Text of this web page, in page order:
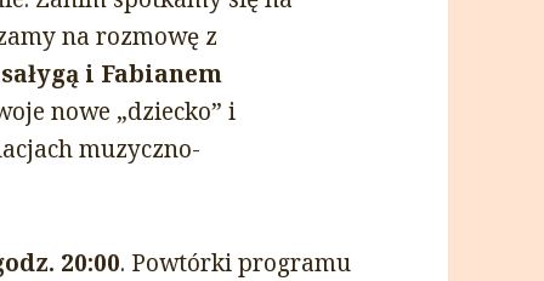
na rozmowę z
i Fabianem
nowe „dziecko” i
muzyczno-
20:00. Powtórki programu